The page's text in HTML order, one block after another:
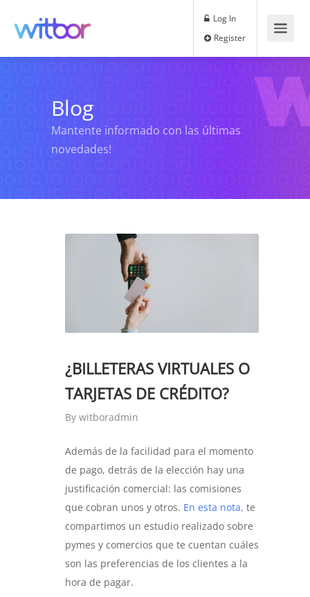
Log In
Blog
Mantente informado con las últimas
novedades!
¿BILLETERAS VIRTUALES O
TARJETAS DE CRÉDITO?
By witboradmin
Además de la facilidad para el momento
de pago, detrás de la elección hay una
justificación comercial: las comisiones
que cobran unos y otros. En esta nota, te
compartimos un estudio realizado sobre
pymes y comercios que te cuentan cuáles
son las preferencias de los clientes a la
hora de pagar.